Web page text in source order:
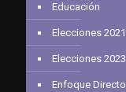
Educación
Elecciones 2021
Elecciones 2023
Enfoque Directo